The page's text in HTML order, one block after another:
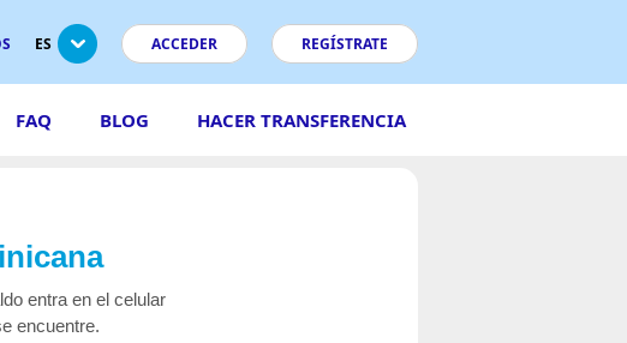
ES ACCEDER REGÍSTRATE
FAQ BLOG HACER TRANSFERENCIA
entra en el celular
encuentre.